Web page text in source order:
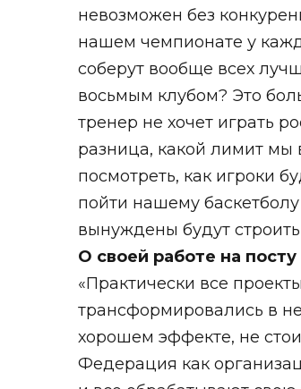
невозможен без
нашем чемпионате у
соберут вообще всех
восьмым клубом? Это
тренер не хочет играть
разница, какой лимит мы
посмотреть, как игроки
пойти нашему
вынуждены будут
О своей работе на
«Практически все
трансформировались в
хорошем эффекте, не
Федерация как